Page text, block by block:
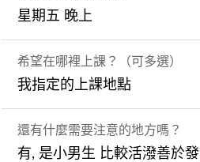
星期五 晚上
希望在哪裡上課？（可多選）
我指定的上課地點
還有什麼需要注意的地方嗎？
有, 是小男生 比較活潑善於